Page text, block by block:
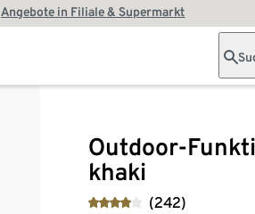
Angebote in Filiale & Supermarkt
Outdoor-
khaki
(242)